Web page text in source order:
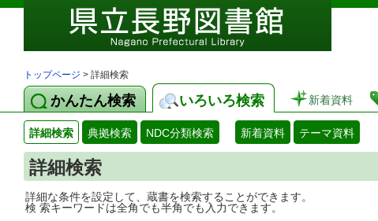
トップページ > 詳細検索
かんたん検索 いろいろ検索 新着資料
詳細検索 典拠検索 NDC分類検索 新着資料 テーマ資料
詳細検索
詳細な条件を設定して、蔵書を検索することができます。
検 索キーワードは全角でも半角でも入力できます。